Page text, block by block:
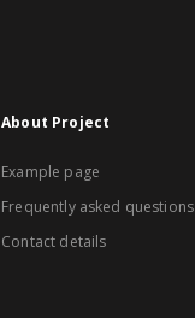
About Project
Example page
Frequently asked questions
Contact details